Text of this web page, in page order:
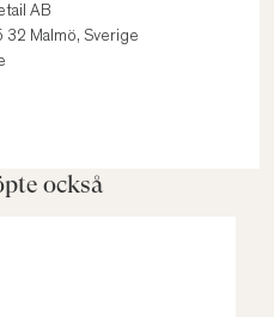
AB
32 Malmö, Sverige
också